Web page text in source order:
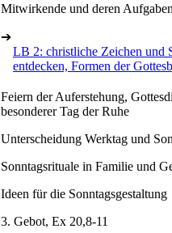
Mitwirkende und deren Aufgaben
➔
LB 2: christliche Zeichen und
entdecken, Formen der
Feiern der Auferstehung,
besonderer Tag der Ruhe
Unterscheidung Werktag und
Sonntagsrituale in Familie und
Ideen für die Sonntagsgestaltung
3. Gebot, Ex 20,8-11